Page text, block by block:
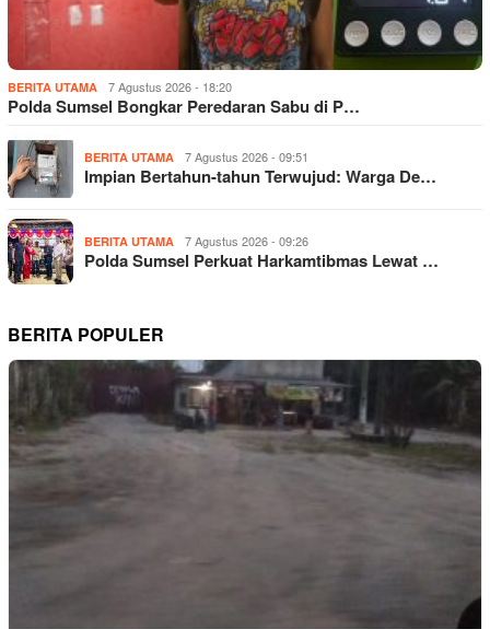
BERITA UTAMA 7 Agustus 2026 - 18:20
Polda Sumsel Bongkar Peredaran Sabu di P…
BERITA UTAMA 7 Agustus 2026 - 09:51
Impian Bertahun-tahun Terwujud: Warga De…
BERITA UTAMA 7 Agustus 2026 - 09:26
Polda Sumsel Perkuat Harkamtibmas Lewat …
BERITA POPULER